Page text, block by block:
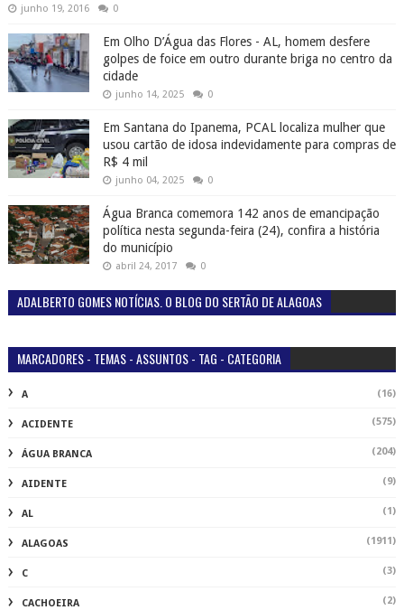
junho 19, 2016 0
Em Olho D’Água das Flores - AL, homem desfere
golpes de foice em outro durante briga no centro da
cidade
junho 14, 2025 0
Em Santana do Ipanema, PCAL localiza mulher que
usou cartão de idosa indevidamente para compras de
R$ 4 mil
junho 04, 2025 0
Água Branca comemora 142 anos de emancipação
política nesta segunda-feira (24), confira a história
do município
abril 24, 2017 0
ADALBERTO GOMES NOTÍCIAS. O BLOG DO SERTÃO DE ALAGOAS
MARCADORES - TEMAS - ASSUNTOS - TAG - CATEGORIA
A (16)
ACIDENTE (575)
ÁGUA BRANCA (204)
AIDENTE (9)
AL (1)
ALAGOAS (1911)
C (3)
CACHOEIRA (2)